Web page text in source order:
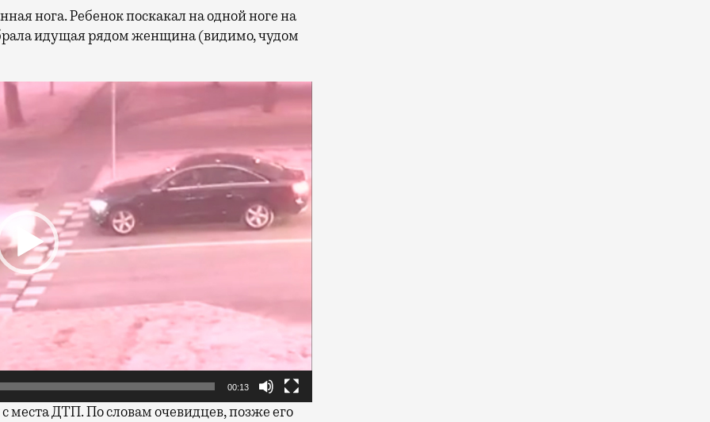
нога. Ребенок поскакал на одной ноге на
идущая рядом женщина (видимо, чудом
00:13
места ДТП. По словам очевидцев, позже его